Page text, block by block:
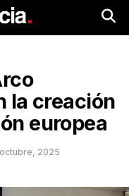
la creación
europea
octubre, 2025